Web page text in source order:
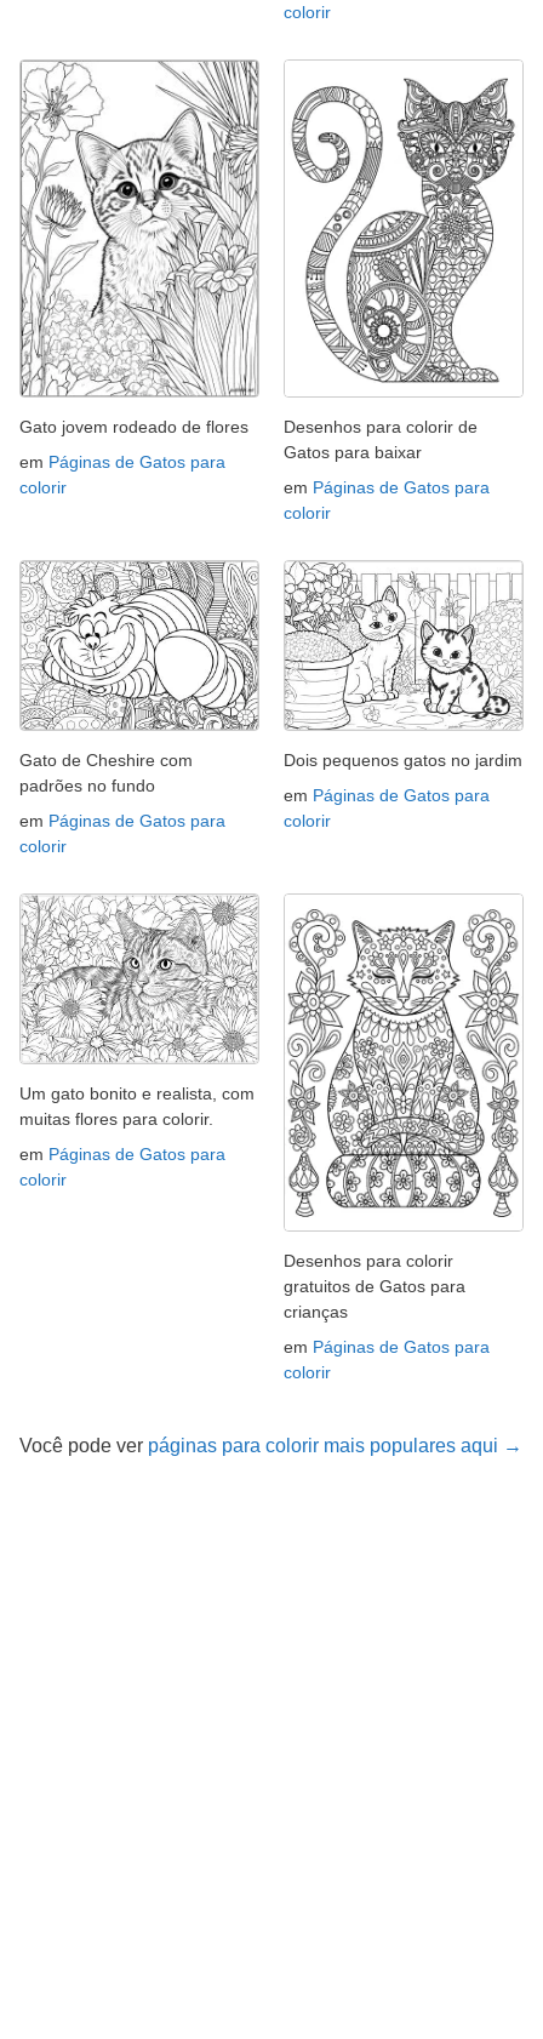
colorir
Gato jovem rodeado de flores
em Páginas de Gatos para
colorir
Desenhos para colorir de
Gatos para baixar
em Páginas de Gatos para
colorir
Gato de Cheshire com
padrões no fundo
em Páginas de Gatos para
colorir
Dois pequenos gatos no jardim
em Páginas de Gatos para
colorir
Um gato bonito e realista, com
muitas flores para colorir.
em Páginas de Gatos para
colorir
Desenhos para colorir
gratuitos de Gatos para
crianças
em Páginas de Gatos para
colorir
Você pode ver páginas para colorir mais populares aqui →